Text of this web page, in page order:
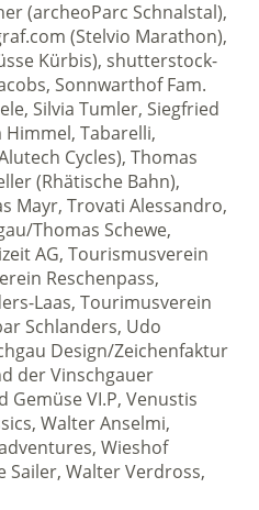
(archeoParc Schnalstal),
(Stelvio Marathon),
Kürbis), shutterstock-
Sonnwarthof Fam.
Silvia Tumler, Siegfried
Tabarelli,
Cycles), Thomas
(Rhätische Bahn),
Mayr, Trovati Alessandro,
Thomas Schewe,
AG, Tourismusverein
Reschenpass,
Laas, Tourimusverein
Schlanders, Udo
Design/Zeichenfaktur
der Vinschgauer
VI.P, Venustis
Walter Anselmi,
Wieshof
Sailer, Walter Verdross,